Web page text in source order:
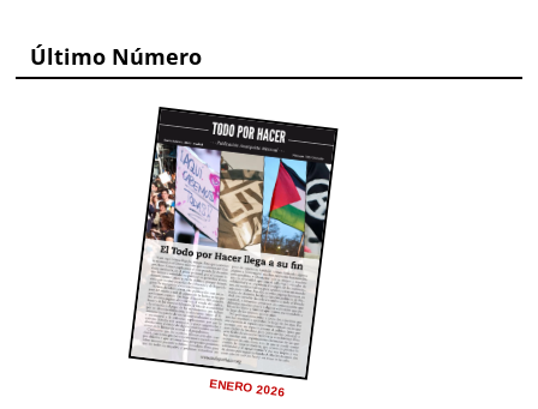
Último Número
ENERO 2026